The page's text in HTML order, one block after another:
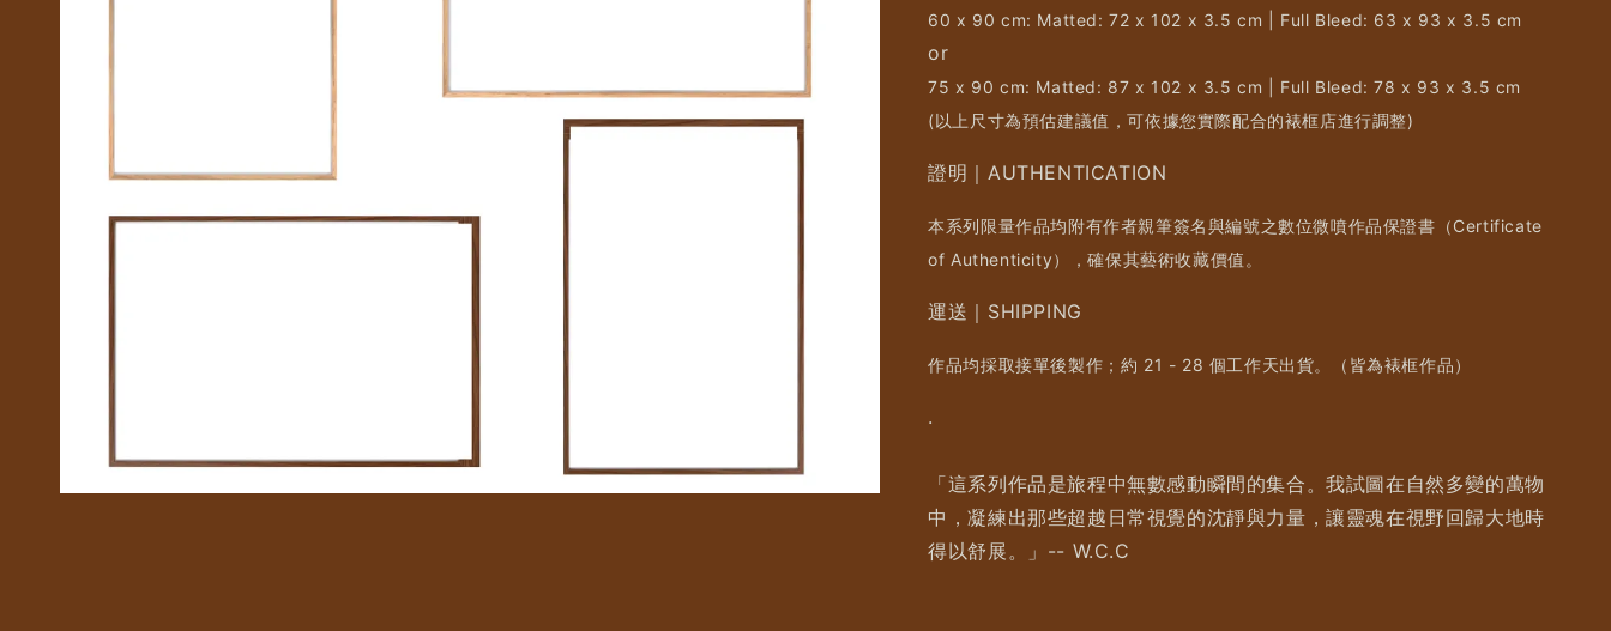
60 x 90 cm: Matted: 72 x 102 x 3.5 cm | Full Bleed: 63 x 93 x 3.5 cm
or
75 x 90 cm: Matted: 87 x 102 x 3.5 cm | Full Bleed: 78 x 93 x 3.5 cm
(以上尺寸為預估建議值，可依據您實際配合的裱框店進行調整)
證明｜AUTHENTICATION
本系列限量作品均附有作者親筆簽名與編號之數位微噴作品保證書（Certificate
of Authenticity），確保其藝術收藏價值。
運送｜SHIPPING
作品均採取接單後製作；約 21 - 28 個工作天出貨。（皆為裱框作品）
.
「這系列作品是旅程中無數感動瞬間的集合。我試圖在自然多變的萬物
中，凝練出那些超越日常視覺的沈靜與力量，讓靈魂在視野回歸大地時
得以舒展。」-- W.C.C